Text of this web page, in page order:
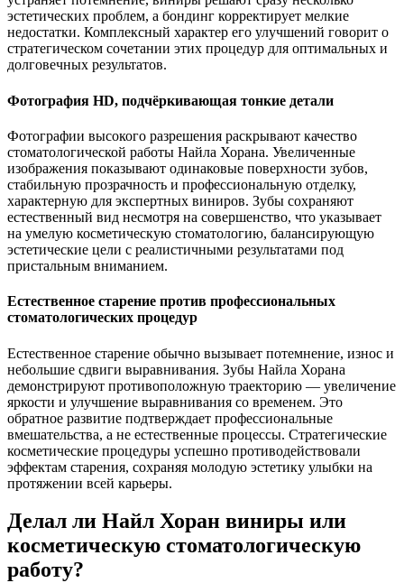
эстетических проблем, а бондинг корректирует мелкие
недостатки. Комплексный характер его улучшений говорит о
стратегическом сочетании этих процедур для оптимальных и
долговечных результатов.
Фотография HD, подчёркивающая тонкие детали
Фотографии высокого разрешения раскрывают качество
стоматологической работы Найла Хорана. Увеличенные
изображения показывают одинаковые поверхности зубов,
стабильную прозрачность и профессиональную отделку,
характерную для экспертных виниров. Зубы сохраняют
естественный вид несмотря на совершенство, что указывает
на умелую косметическую стоматологию, балансирующую
эстетические цели с реалистичными результатами под
пристальным вниманием.
Естественное старение против профессиональных
стоматологических процедур
Естественное старение обычно вызывает потемнение, износ и
небольшие сдвиги выравнивания. Зубы Найла Хорана
демонстрируют противоположную траекторию — увеличение
яркости и улучшение выравнивания со временем. Это
обратное развитие подтверждает профессиональные
вмешательства, а не естественные процессы. Стратегические
косметические процедуры успешно противодействовали
эффектам старения, сохраняя молодую эстетику улыбки на
протяжении всей карьеры.
Делал ли Найл Хоран виниры или
косметическую стоматологическую
работу?